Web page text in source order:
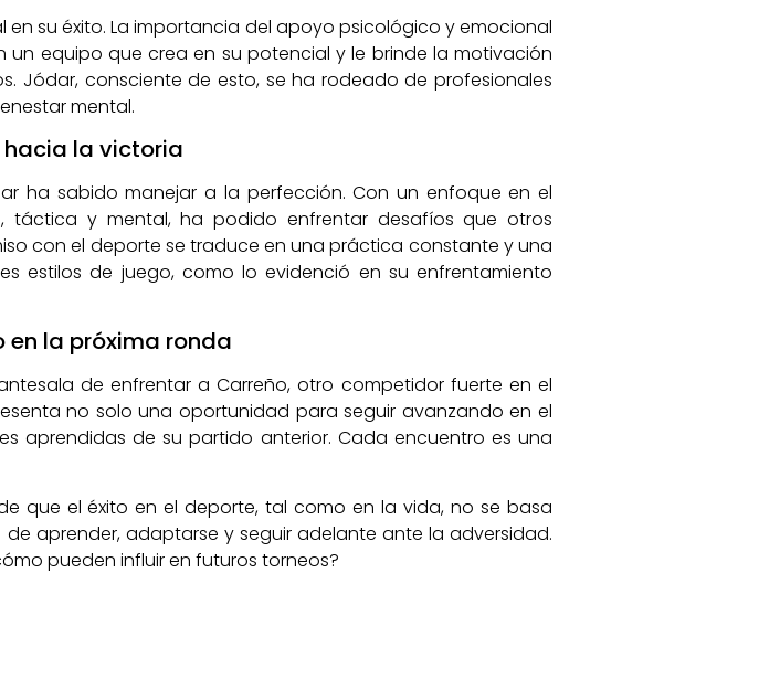
su éxito. La importancia del apoyo psicológico y emocional
equipo que crea en su potencial y le brinde la motivación
Jódar, consciente de esto, se ha rodeado de profesionales
mental.
hacia la victoria
ha sabido manejar a la perfección. Con un enfoque en el
táctica y mental, ha podido enfrentar desafíos que otros
con el deporte se traduce en una práctica constante y una
estilos de juego, como lo evidenció en su enfrentamiento
en la próxima ronda
de enfrentar a Carreño, otro competidor fuerte en el
no solo una oportunidad para seguir avanzando en el
aprendidas de su partido anterior. Cada encuentro es una
que el éxito en el deporte, tal como en la vida, no se basa
aprender, adaptarse y seguir adelante ante la adversidad.
pueden influir en futuros torneos?